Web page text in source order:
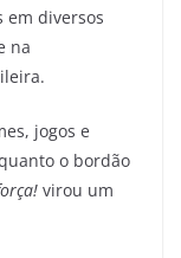
em diversos
na
jogos e
o bordão
virou um